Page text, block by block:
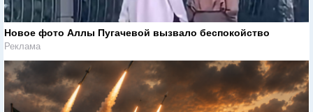
Новое фото Аллы Пугачевой вызвало беспокойство
Реклама